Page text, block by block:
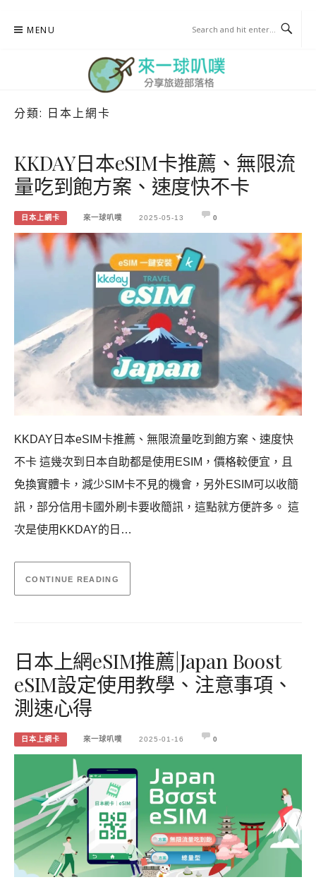
MENU
分類: 日本上網卡
KKDAY日本eSIM卡推薦、無限流
量吃到飽方案、速度快不卡
日本上網卡 來一球叭噗 2025-05-13 0
KKDAY日本eSIM卡推薦、無限流量吃到飽方案、速度快
不卡 這幾次到日本自助都是使用ESIM，價格較便宜，且
免換實體卡，減少SIM卡不見的機會，另外ESIM可以收簡
訊，部分信用卡國外刷卡要收簡訊，這點就方便許多。 這
次是使用KKDAY的日…
CONTINUE READING
日本上網eSIM推薦|Japan Boost
eSIM設定使用教學、注意事項、
測速心得
日本上網卡 來一球叭噗 2025-01-16 0